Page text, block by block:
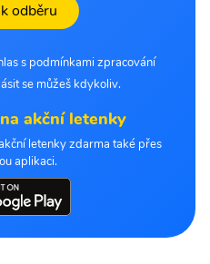
odběru
s podmínkami zpracování
se můžeš kdykoliv.
akční letenky
letenky zdarma také přes
aplikaci.